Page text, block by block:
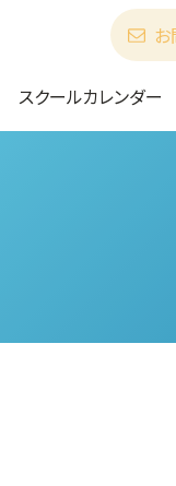
スクールカレンダー